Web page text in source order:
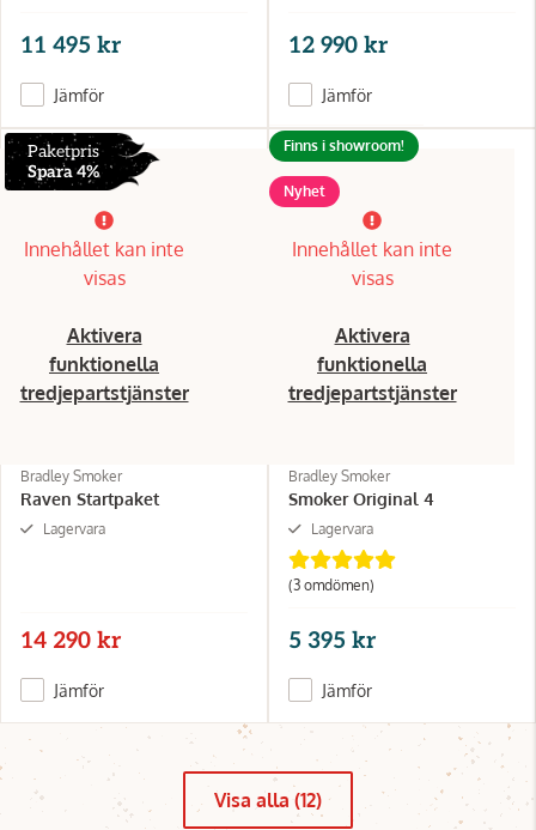
11 495 kr
Jämför
12 990 kr
Jämför
Paketpris
Spara 4%
Innehållet kan inte
visas
Aktivera
funktionella
tredjepartstjänster
Bradley Smoker
Raven Startpaket
Lagervara
14 290 kr
Jämför
Innehållet kan inte
visas
Aktivera
funktionella
tredjepartstjänster
Bradley Smoker
Smoker Original 4
Lagervara
(3 omdömen)
Finns i showroom!
Nyhet
5 395 kr
Jämför
Visa alla (12)